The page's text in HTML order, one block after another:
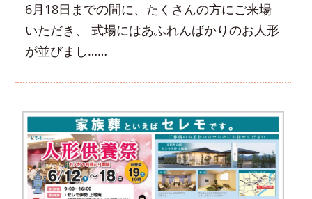
6月18日までの間に、たくさんの方にご来場
いただき、 式場にはあふれんばかりのお人形
が並びまし……